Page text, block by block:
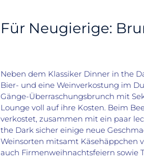
Für Neugierige:
Neben dem Klassiker Dinner in the
Bier- und eine Weinverkostung im
Gänge-Überraschungsbrunch mit
Lounge voll auf ihre Kosten. Beim
verkostet, zusammen mit ein paar
the Dark sicher einige neue
Weinsorten mitsamt Käsehäppchen
auch Firmenweihnachtsfeiern sowie